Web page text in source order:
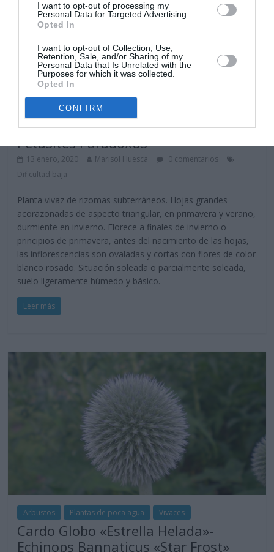
I want to opt-out of processing my
Personal Data for Targeted Advertising.
Opted In
I want to opt-out of Collection, Use,
Retention, Sale, and/or Sharing of my
Personal Data that Is Unrelated with the
Purposes for which it was collected.
Opted In
CONFIRM
Petasites Paradoxus
13 enero, 2020 Marisol Huesca
0 comentarios
Dificultad baja
Planta vivaz de rizomas subterráneos. Hojas grandes
acorazonadas de aspecto triangular, en primavera y verano,
durmiente en invierno. Florece a finales de invierno o
principios de primavera, antes del nacimiento de las hojas,
las inflorescencias son ovaladas y cortas con flores de color
blanco rosado. Situación soleada o parcialmente soleada,
suelo ligeramente húmedo y básico.
Leer más
Arbustos Plantas de poca agua Vivaces
Cardo Globo «Estrella Helada»-
Echinops Bannaticus «Star Frost»